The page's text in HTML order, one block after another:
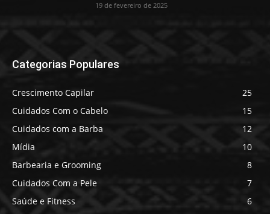
19 de fevereiro de 2025
Categorias Populares
Crescimento Capilar
25
Cuidados Com o Cabelo
15
Cuidados com a Barba
12
Mídia
10
Barbearia e Grooming
8
Cuidados Com a Pele
7
Saúde e Fitness
6